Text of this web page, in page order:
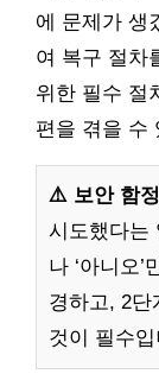
에 문제가 생
여 복구 절차
위한 필수 절
편을 겪을 수
⚠️ 보안 함
시도했다는
나 ‘아니오
경하고, 2단
것이 필수